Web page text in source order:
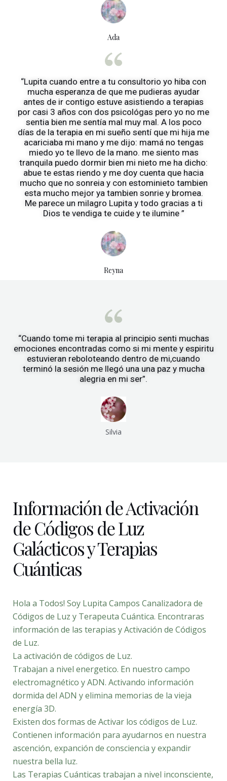
Ada
“Lupita cuando entre a tu consultorio yo hiba con
mucha esperanza de que me pudieras ayudar
antes de ir contigo estuve asistiendo a terapias
por casi 3 años con dos psicológas pero yo no me
sentia bien me sentía mal muy mal. A los poco
días de la terapia en mi sueño sentí que mi hija me
acariciaba mi mano y me dijo: mamá no tengas
miedo yo te llevo de la mano. me siento mas
tranquila puedo dormir bien mi nieto me ha dicho:
abue te estas riendo y me doy cuenta que hacia
mucho que no sonreia y con estominieto tambien
esta mucho mejor ya tambien sonrie y bromea.
Me parece un milagro Lupita y todo gracias a ti
Dios te vendiga te cuide y te ilumine ”
Reyna
“Cuando tome mi terapia al principio senti muchas
emociones encontradas como si mi mente y espiritu
estuvieran reboloteando dentro de mi,cuando
terminó la sesión me llegó una una paz y mucha
alegria en mi ser”.
Silvia
Información de Activación
de Códigos de Luz
Galácticos y Terapias
Cuánticas
Hola a Todos! Soy Lupita Campos Canalizadora de
Códigos de Luz y Terapeuta Cuántica. Encontraras
información de las terapias y Activación de Códigos
de Luz.
La activación de códigos de Luz.
Trabajan a nivel energetico. En nuestro campo
electromagnético y ADN. Activando información
dormida del ADN y elimina memorias de la vieja
energía 3D.
Existen dos formas de Activar los códigos de Luz.
Contienen información para ayudarnos en nuestra
ascención, expanción de consciencia y expandir
nuestra bella luz.
Las Terapias Cuánticas trabajan a nivel inconsciente,